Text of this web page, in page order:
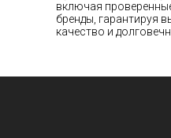
включая
бренды, гарантируя
качество и